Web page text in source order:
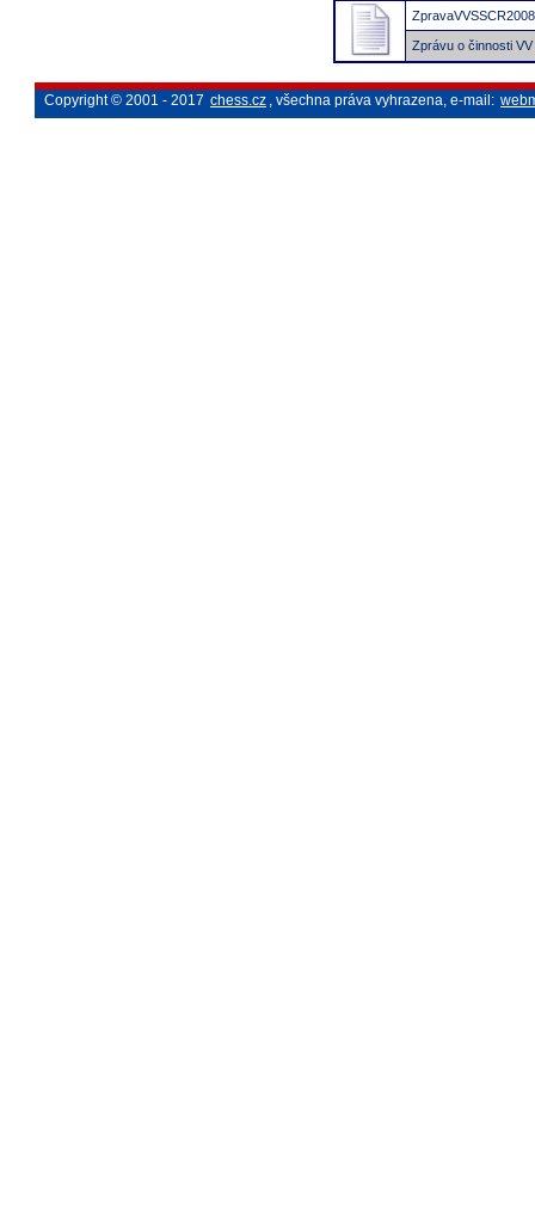
Zprávu o činnosti
Copyright © 2001 - 2017 chess.cz , všechna práva vyhrazena, e-mail: